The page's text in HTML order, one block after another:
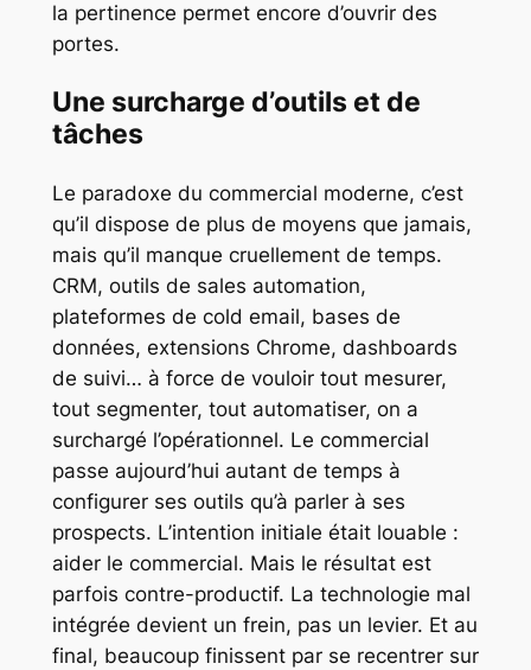
la pertinence permet encore d’ouvrir des
portes.
Une surcharge d’outils et de
tâches
Le paradoxe du commercial moderne, c’est
qu’il dispose de plus de moyens que jamais,
mais qu’il manque cruellement de temps.
CRM, outils de sales automation,
plateformes de cold email, bases de
données, extensions Chrome, dashboards
de suivi… à force de vouloir tout mesurer,
tout segmenter, tout automatiser, on a
surchargé l’opérationnel. Le commercial
passe aujourd’hui autant de temps à
configurer ses outils qu’à parler à ses
prospects. L’intention initiale était louable :
aider le commercial. Mais le résultat est
parfois contre-productif. La technologie mal
intégrée devient un frein, pas un levier. Et au
final, beaucoup finissent par se recentrer sur